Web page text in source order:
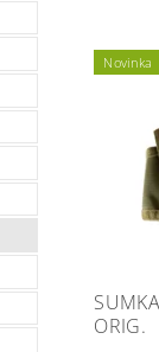
Novinka
ORIG.